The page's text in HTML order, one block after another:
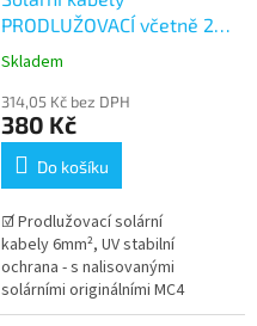
PRODLUŽOVACÍ včetně 2
párů konektorů MC4 -
Skladem
314,05 Kč bez DPH
380 Kč
Do košíku
☑ Prodlužovací solární
kabely 6mm², UV stabilní
ochrana - s nalisovanými
solárními originálními MC4
konektory Stäubli . Dlouhá